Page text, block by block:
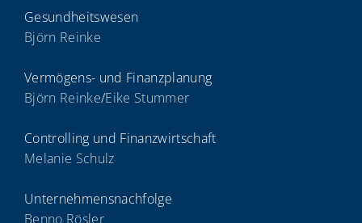
Gesundheitswesen
Björn Reinke
Vermögens- und Finanzplanung
Björn Reinke/Eike Stummer
Controlling und Finanzwirtschaft
Melanie Schulz
Unternehmensnachfolge
Benno Rösler